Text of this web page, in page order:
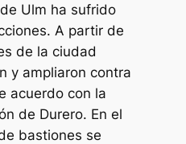
Ulm ha sufrido
A partir de
de la ciudad
y ampliaron contra
acuerdo con la
de Durero. En el
bastiones se